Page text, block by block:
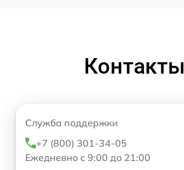
Контакты
Служба поддержки
+7 (800) 301-34-05
Ежедневно с 9:00 до 21:00